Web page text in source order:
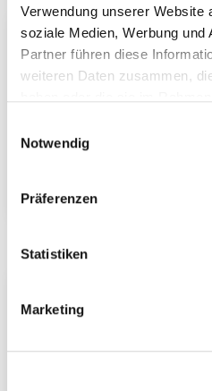
Verwendung unserer Website
soziale Medien, Werbung und
Partner führen diese
weiteren Daten zusammen,
Notwendig
Präferenzen
Statistiken
Marketing
Dista-Leiste 2.0